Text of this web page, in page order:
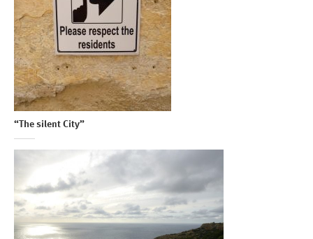
“The silent City”